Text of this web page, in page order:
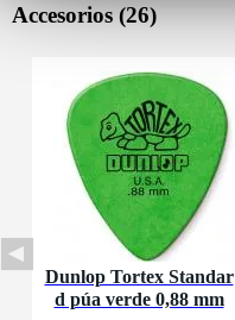
Accesorios (26)
Dunlop Tortex Standar
d púa verde 0,88 mm